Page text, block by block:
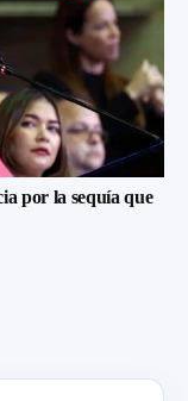
por la sequía que